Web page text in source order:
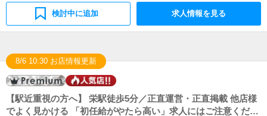
検討中に追加 求人情報を見る
8/6 10:30 お店情報更新
【駅近重視の方へ】 栄駅徒歩5分／正直運営・正直掲載 他店様
でよく見かける 「初任給がやたら高い」求人にはご注意くださ